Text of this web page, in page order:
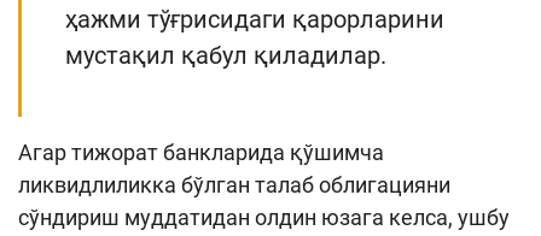
ҳажми тўғрисидаги қарорларини
мустақил қабул қиладилар.
Агар тижорат банкларида қўшимча
ликвидлиликка бўлган талаб облигацияни
сўндириш муддатидан олдин юзага келса, ушбу